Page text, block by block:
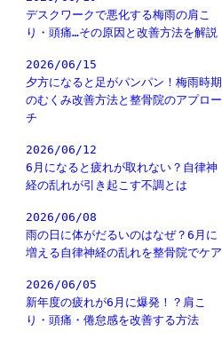
デスクワークで悪化する梅雨の肩こ
り・頭痛…その原因と改善方法を解説
2026/06/15
夕方になると足がパンパン！梅雨時期
のむくみ改善方法と整骨院のアプロー
チ
2026/06/12
6月になると疲れが取れない？自律神
経の乱れが引き起こす不調とは
2026/06/08
雨の日に体がだるいのはなぜ？6月に
増える自律神経の乱れを整骨院でケア
2026/06/05
新年度の疲れが6月に爆発！？肩こ
り・頭痛・倦怠感を改善する方法